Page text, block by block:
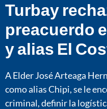
Turbay
preacuerdo
y alias El
A Elder José Arteaga
como alias Chipi, se le
criminal, definir la